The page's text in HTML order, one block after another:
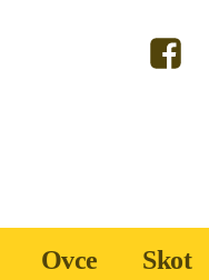
Ovce Skot